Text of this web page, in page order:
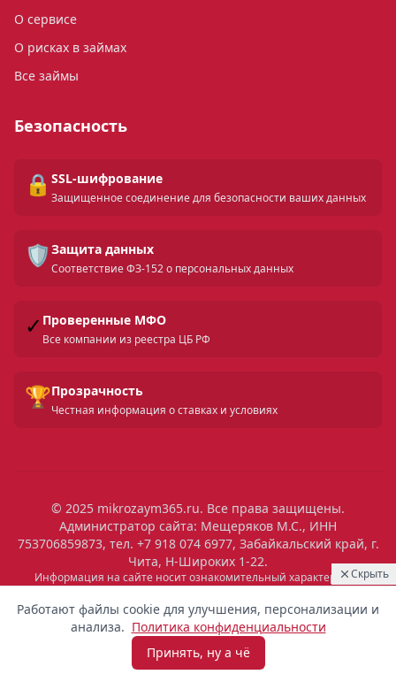
Скрыть
16:59
Выдан
Взять микрозайм
Работают файлы cookie для улучшения, персонализации и
анализа. Политика конфиденциальности
Принять, ну а чё
О сервисе
О рисках в займах
Все займы
Безопасность
🔒 SSL-шифрование
Защищенное соединение для безопасности ваших данных
🛡️ Защита данных
Соответствие ФЗ-152 о персональных данных
✓ Проверенные МФО
Все компании из реестра ЦБ РФ
🏆Прозрачность
Честная информация о ставках и условиях
© 2025 mikrozaym365.ru. Все права защищены.
Администратор сайта: Мещеряков М.С., ИНН
753706859873, тел. +7 918 074 6977, Забайкальский край, г.
Чита, Н-Широких 1-22.
Информация на сайте носит ознакомительный характер и не
является публичной офертой. Все условия микрозаймов уточняйте
на сайтах МФО. Помните: займ — это обязательство, которое
необходимо исполнять. Невыполнение обязательств влечет штрафы
и ухудшение кредитной истории. Услуги предоставляются
микрофинансовыми организациями, состоящими в реестре ЦБ РФ.